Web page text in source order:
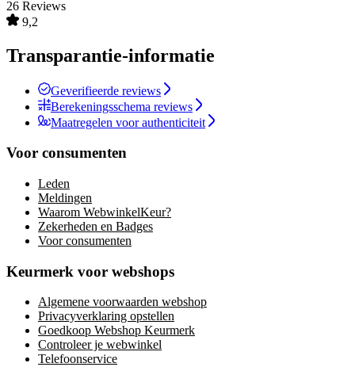
26 Reviews
9,2
Transparantie-informatie
Geverifieerde reviews
Berekeningsschema reviews
Maatregelen voor authenticiteit
Voor consumenten
Leden
Meldingen
Waarom WebwinkelKeur?
Zekerheden en Badges
Voor consumenten
Keurmerk voor webshops
Algemene voorwaarden webshop
Privacyverklaring opstellen
Goedkoop Webshop Keurmerk
Controleer je webwinkel
Telefoonservice